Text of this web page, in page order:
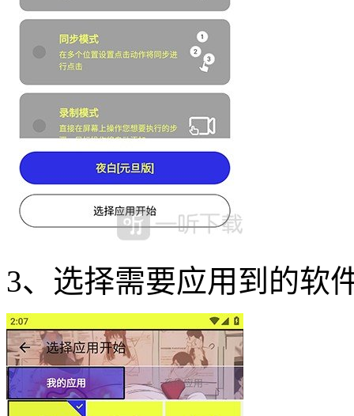
3、选择需要应用到的软